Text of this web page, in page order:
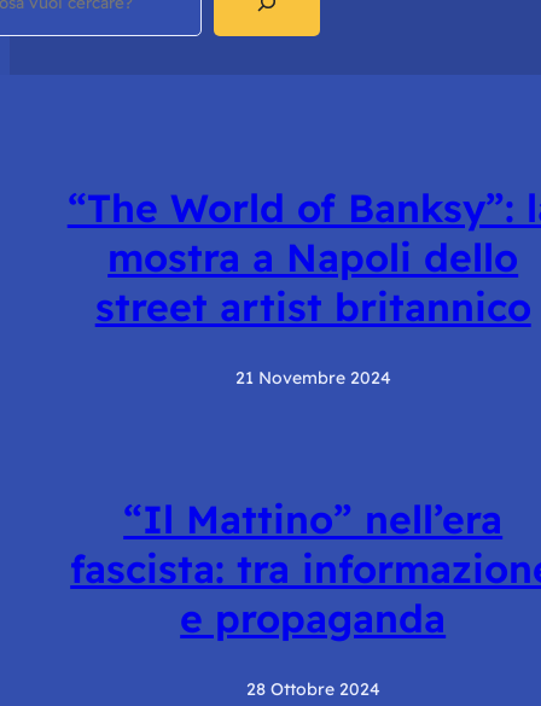
“The World of Banksy”:
mostra a Napoli dello
street artist britannico
21 Novembre 2024
“Il Mattino” nell’era
fascista: tra
e propaganda
28 Ottobre 2024